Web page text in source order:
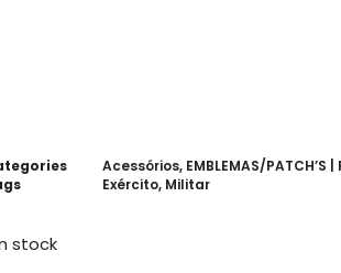
Acessórios, EMBLEMAS/PATCH’S
Exército, Militar
stock